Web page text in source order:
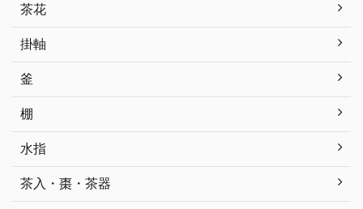
茶花
掛軸
釜
棚
水指
茶入・棗・茶器